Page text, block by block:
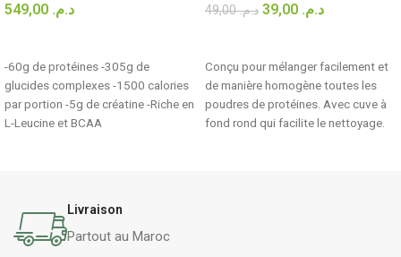
د.م.
-60g de protéines -305g de
glucides complexes -1500 calories
par portion -5g de créatine -Riche en
L-Leucine et BCAA
د.م.49,00 د.م.
Conçu pour mélanger facilement et
de manière homogène toutes les
poudres de protéines. Avec cuve à
fond rond qui facilite le nettoyage.
Livraison
Partout au Maroc